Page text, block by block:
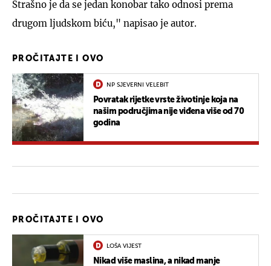
Strašno je da se jedan konobar tako odnosi prema
drugom ljudskom biću," napisao je autor.
PROČITAJTE I OVO
NP SJEVERNI VELEBIT
Povratak rijetke vrste životinje koja na
našim područjima nije viđena više od 70
godina
PROČITAJTE I OVO
LOŠA VIJEST
Nikad više maslina, a nikad manje